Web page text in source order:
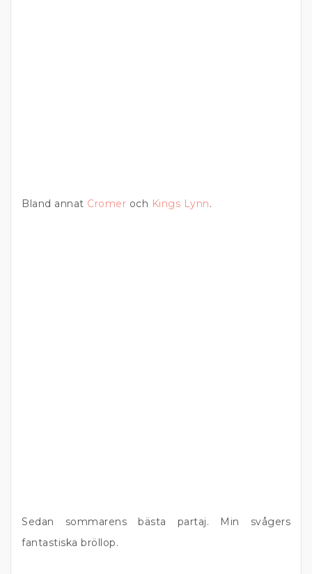
Bland annat Cromer och Kings Lynn.
Sedan sommarens bästa partaj. Min svågers
fantastiska bröllop.